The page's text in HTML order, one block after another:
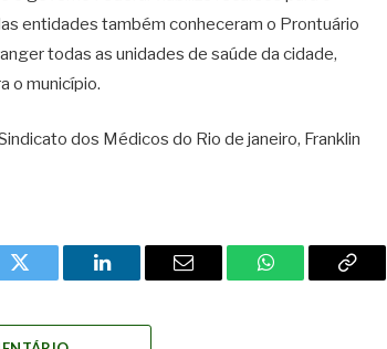
entidades também conheceram o Prontuário
todas as unidades de saúde da cidade,
o município.
dos Médicos do Rio de janeiro, Franklin
Twitter LinkedIn Email WhatsAppCopy